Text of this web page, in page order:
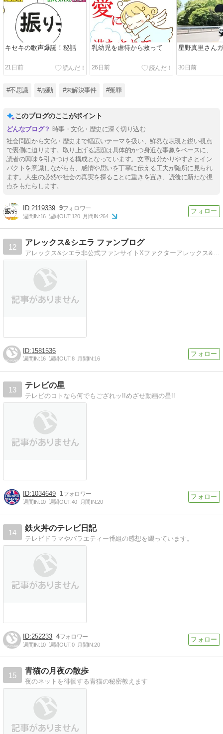
キセキの歌声爆誕！秘話
21日前
乳幼児を虐待から救って
26日前
星野真里さん
30日前
#不思議 #感動 #未解決事件 #冤罪
このブログのここがポイント
時事・文化・歴史に深く切り込む
社会問題から文化・歴史まで幅広いテーマを扱い、鮮烈な表現と鋭い視点
で裏側に迫ります。取り上げる話題は具体的かつ身近な事象をベースに、
読者の興味を引きつける構成となっています。文章は分かりやすさとイン
パクトを意識しながらも、感情や思いを丁寧に伝える工夫が随所に見られ
ます。人生の必然や社会の真実を探ることに重きを置き、読後に新たな視
点をもたらします。
2119339 9
週間IN:16 週間OUT:120 月間IN:264
12
アレックス&シエラ ファンブログ
1581536
週間IN:16 週間OUT:8 月間IN:16
13
テレビの星
テレビのコトなら何でもござれッ!!めざせ動画の星!!
1034649 1
週間IN:10 週間OUT:40 月間IN:20
14
鉄火丼のテレビ日記
テレビドラマやバラエティー番組の感想を綴っています。
252233 4
週間IN:10 週間OUT:0 月間IN:20
15
青猫の月夜の散歩
夜のネットを徘徊する青猫の秘密教えます